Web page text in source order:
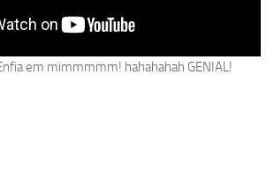
em mimmmmm! hahahahah GENIAL!